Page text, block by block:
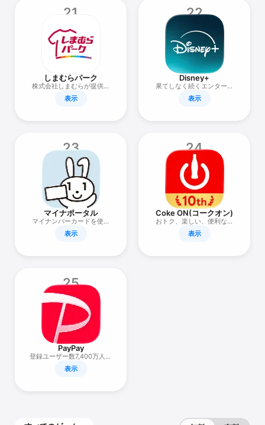
21
しまむらパーク
株式会社しまむらが提供す
る公式アプリです
表示
22
Disney+
果てしなく続くエンターテ
イメント
表示
23
マイナポータル
マイナンバーカードを使っ
て各種サービスが利用でき
ます
表示
24
Coke ON(コークオン)
おトク、楽しい、便利なコ
カ・コーラ公式アプリ
表示
25
PayPay
登録ユーザー数7,400万人の
スマホ決済アプリ
表示